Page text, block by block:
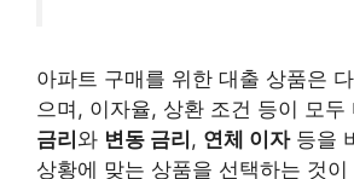
아파트 구매를 위한 대출 상품은
으며, 이자율, 상환 조건 등이 모두
금리와 변동 금리, 연체 이자등을
상황에 맞는 상품을 선택하는 것